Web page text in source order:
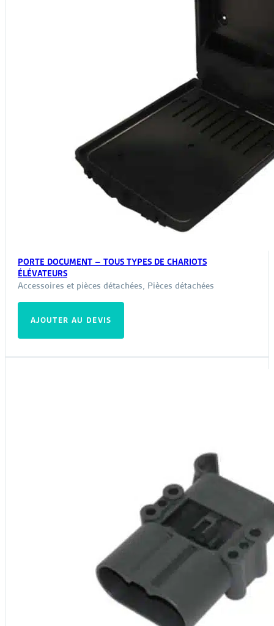
PORTE DOCUMENT – TOUS TYPES DE CHARIOTS
ÉLÉVATEURS
Accessoires et pièces détachées, Pièces détachées
AJOUTER AU DEVIS